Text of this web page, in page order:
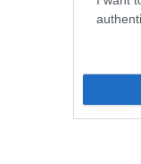
Τα φαινόμενα
ώρες θα
νοτιοδυτικοί
Από 13 έως